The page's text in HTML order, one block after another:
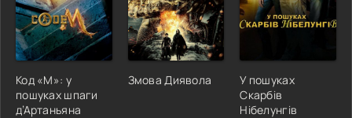
Код «М»: у
пошуках шпаги
д’Артаньяна
Змова Диявола
У пошуках
Скарбів
Нібелунгів